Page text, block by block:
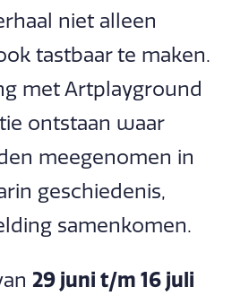
niet alleen
tastbaar te maken.
met Artplayground
ontstaan waar
meegenomen in
geschiedenis,
samenkomen.
29 juni t/m 16 juli